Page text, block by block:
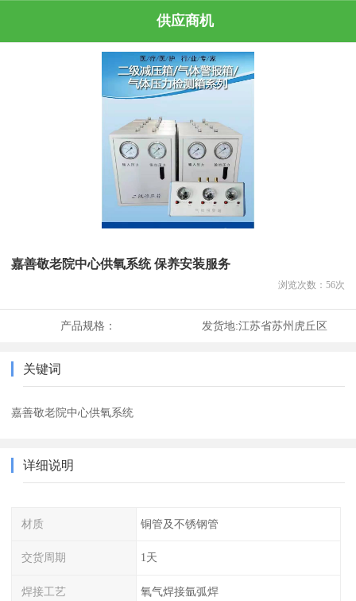
供应商机
嘉善敬老院中心供氧系统 保养安装服务
浏览次数： 56次
产品规格： 发货地:江苏省苏州虎丘区
关键词
嘉善敬老院中心供氧系统
详细说明
材质 铜管及不锈钢管
交货周期 1天
焊接工艺 氧气焊接氩弧焊